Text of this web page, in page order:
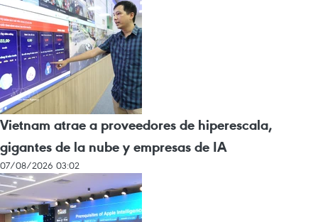
Vietnam atrae a proveedores de hiperescala,
gigantes de la nube y empresas de IA
07/08/2026 03:02